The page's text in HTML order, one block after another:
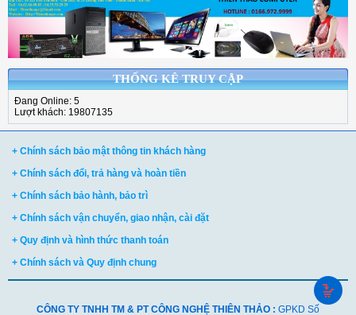
THỐNG KÊ TRUY CẬP
Đang Online: 5
Lượt khách: 19807135
+ Chính sách bảo mật thông tin khách hàng
+ Chính sách đổi, trả hàng và hoàn tiền
+ Chính sách bảo hành, bảo trì
+ Chính sách vận chuyển, giao nhận, cài đặt
+ Quy định và hình thức thanh toán
+ Chính sách và Quy định chung
CÔNG TY TNHH TM & PT CÔNG NGHỆ THIÊN THẢO : GPKD Số